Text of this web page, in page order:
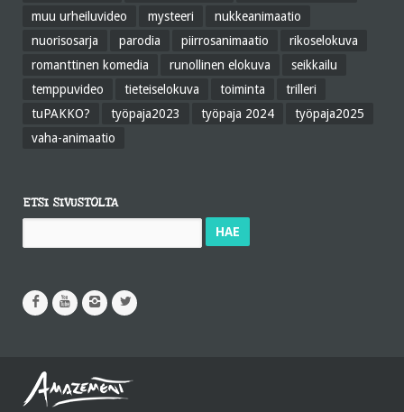
muu urheiluvideo
mysteeri
nukkeanimaatio
nuorisosarja
parodia piirrosanimaatio
rikoselokuva
romanttinen komedia
runollinen elokuva
seikkailu
temppuvideo
tieteiselokuva toiminta
trilleri
tuPAKKO?
työpaja2023 työpaja 2024
työpaja2025
vaha-animaatio
ETSI SIVUSTOLTA